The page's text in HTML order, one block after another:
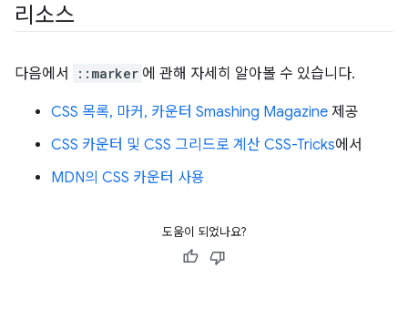
리소스
다음에서 ::marker 에 관해 자세히 알아볼 수 있습니다.
CSS 목록, 마커, 카운터 Smashing Magazine 제공
CSS 카운터 및 CSS 그리드로 계산 CSS-Tricks에서
MDN의 CSS 카운터 사용
도움이 되었나요?